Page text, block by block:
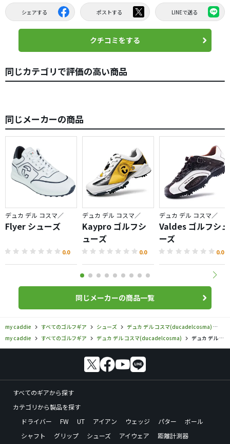
シェアする ポストする LINEで送る
クチコミをする
同じカテゴリで評価の高い商品
同じメーカーの商品
デュカ デル コスマ／
Flyer シューズ
0.0
デュカ デル コスマ／
Kaypro ゴルフシ
ューズ
0.0
デュカ デル コスマ／
Valdes ゴルフシュ
ーズ
0.0
同じメーカーの商品一覧
my caddie すべてのゴルフギア シューズ デュカ デル コスマ(ducadelcosma)
my caddie
すべてのゴルフギア デュカ デル コスマ(ducadelcosma) デュカ デル コスマ／／Eternity Neromare ゴルフシューズの口コミ評価
すべてのギアから探す
カテゴリから製品を探す
ドライバー
FW UT アイアン ウェッジ パター
ボール
シャフト
グリップ シューズ アイウェア
距離計測器